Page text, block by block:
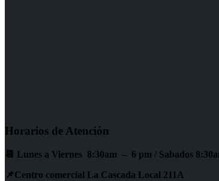
Horarios de Atención
📆 Lunes a Viernes 8:30am – 6 pm / Sabados
📌Centro comercial La Cascada Local 211A